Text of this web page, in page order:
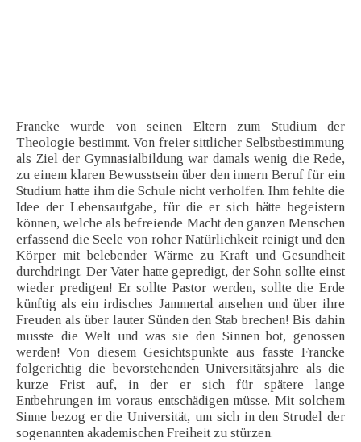
Francke wurde von seinen Eltern zum Studium der
Theologie bestimmt. Von freier sittlicher Selbstbestimmung
als Ziel der Gymnasialbildung war damals wenig die Rede,
zu einem klaren Bewusstsein über den innern Beruf für ein
Studium hatte ihm die Schule nicht verholfen. Ihm fehlte die
Idee der Lebensaufgabe, für die er sich hätte begeistern
können, welche als befreiende Macht den ganzen Menschen
erfassend die Seele von roher Natürlichkeit reinigt und den
Körper mit belebender Wärme zu Kraft und Gesundheit
durchdringt. Der Vater hatte gepredigt, der Sohn sollte einst
wieder predigen! Er sollte Pastor werden, sollte die Erde
künftig als ein irdisches Jammertal ansehen und über ihre
Freuden als über lauter Sünden den Stab brechen! Bis dahin
musste die Welt und was sie den Sinnen bot, genossen
werden! Von diesem Gesichtspunkte aus fasste Francke
folgerichtig die bevorstehenden Universitätsjahre als die
kurze Frist auf, in der er sich für spätere lange
Entbehrungen im voraus entschädigen müsse. Mit solchem
Sinne bezog er die Universität, um sich in den Strudel der
sogenannten akademischen Freiheit zu stürzen.